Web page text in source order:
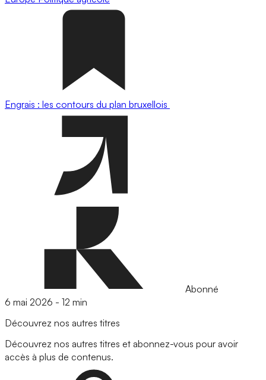
Engrais : les contours du plan bruxellois
Abonné
6 mai 2026 - 12 min
Découvrez nos autres titres
Découvrez nos autres titres et abonnez-vous pour avoir
accès à plus de contenus.